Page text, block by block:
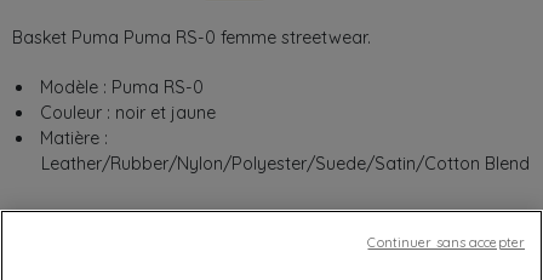
Basket Puma Puma RS-0 femme streetwear.
Modèle : Puma RS-0
Couleur : noir et jaune
Matière :
Leather/Rubber/Nylon/Polyester/Suede/Satin/Cotton Blend
Continuer sans accepter